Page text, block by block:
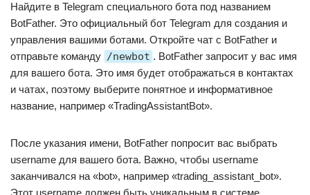
Найдите в Telegram специального бота под названием
BotFather. Это официальный бот Telegram для создания и
управления вашими ботами. Откройте чат с BotFather и
отправьте команду /newbot . BotFather запросит у вас имя
для вашего бота. Это имя будет отображаться в контактах
и чатах, поэтому выберите понятное и информативное
название, например «TradingAssistantBot».
После указания имени, BotFather попросит вас выбрать
username для вашего бота. Важно, чтобы username
заканчивался на «bot», например «trading_assistant_bot».
Этот username должен быть уникальным в системе